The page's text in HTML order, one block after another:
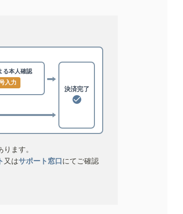
る本人確認
入力
決済完了
ます。
又はサポート窓口にてご確認